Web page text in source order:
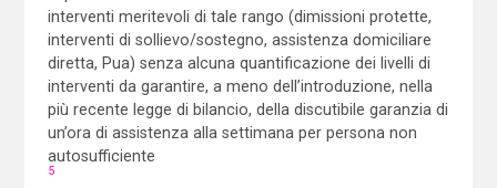
interventi meritevoli di tale rango (dimissioni protette,
interventi di sollievo/sostegno, assistenza domiciliare
diretta, Pua) senza alcuna quantificazione dei livelli di
interventi da garantire, a meno dell’introduzione, nella
più recente legge di bilancio, della discutibile garanzia di
un’ora di assistenza alla settimana per persona non
autosufficiente
5